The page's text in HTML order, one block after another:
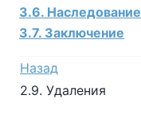
3.6. Наследование
3.7. Заключение
Назад
2.9. Удаления